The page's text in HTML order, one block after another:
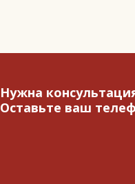
Нужна
Оставьте ваш